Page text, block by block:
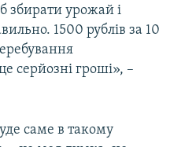
збирати урожай і
1500 рублів за 10
серйозні гроші», –
саме в такому